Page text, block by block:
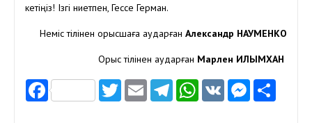
кетіңіз! Ізгі ниетпен, Гессе Герман.
Неміс тілінен орысшаға аударған Александр НАУМЕНКО
Орыс тілінен аударған Марлен ҒИЛЫМХАН
FacebookTwitter
EmailTelegram
WhatsApp
VK